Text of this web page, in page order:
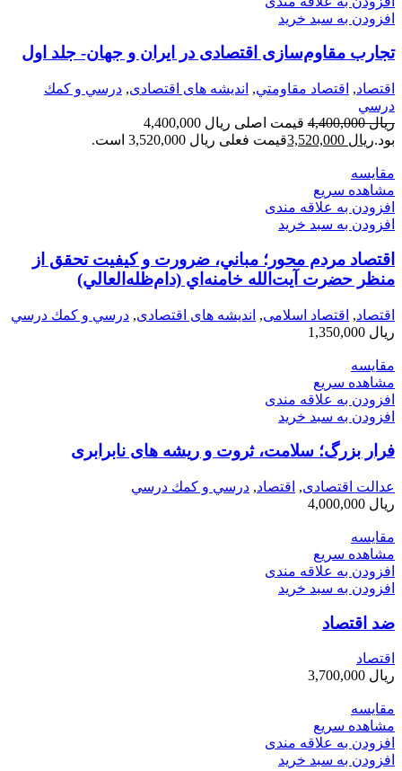
افزودن به سبد خرید
تجارب مقاوم‌سازی اقتصادی در ایران و جهان- جلد اول
اقتصاد, اقتصاد مقاومتي, اندیشه های اقتصادی, درسي و كمك
درسي
ریال4,400,000
قیمت اصلی ریال 4,400,000
بود.ریال قیمت فعلی ریال 3,520,000 است.
مقایسه
مشاهده سریع
افزودن به علاقه مندی
افزودن به سبد خرید
اقتصاد مردم محور؛ مباني، ضرورت و كيفيت تحقق از
منظر حضرت آيت‌الله خامنه‌اي (دام‌ظله‌العالي)
اقتصاد, اقتصاد اسلامی, اندیشه های اقتصادی, درسي و كمك درسي
ریال
مقایسه
مشاهده سریع
افزودن به علاقه مندی
افزودن به سبد خرید
فرار بزرگ؛ سلامت، ثروت و ریشه های نابرابری
عدالت اقتصادی, اقتصاد, درسي و كمك درسي
ریال
مقایسه
مشاهده سریع
افزودن به علاقه مندی
افزودن به سبد خرید
ضد اقتصاد
اقتصاد
ریال
مقایسه
مشاهده سریع
افزودن به علاقه مندی
افزودن به سبد خرید